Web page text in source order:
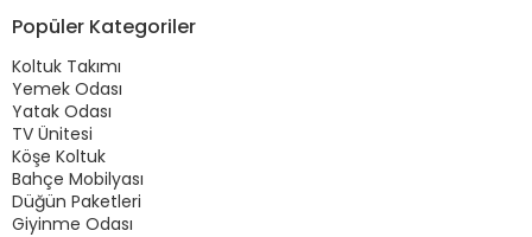
Popüler Kategoriler
Koltuk Takımı
Yemek Odası
Yatak Odası
TV Ünitesi
Köşe Koltuk
Bahçe Mobilyası
Düğün Paketleri
Giyinme Odası